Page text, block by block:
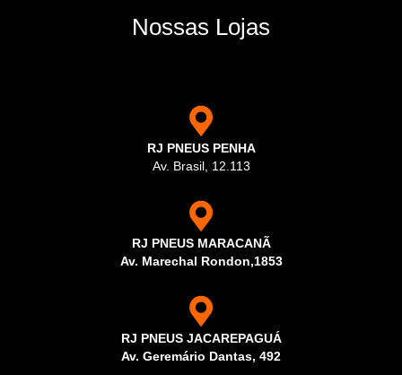
Nossas Lojas
RJ PNEUS PENHA
Av. Brasil, 12.113
RJ PNEUS MARACANÃ
Av. Marechal Rondon,1853
RJ PNEUS JACAREPAGUÁ
Av. Geremário Dantas, 492